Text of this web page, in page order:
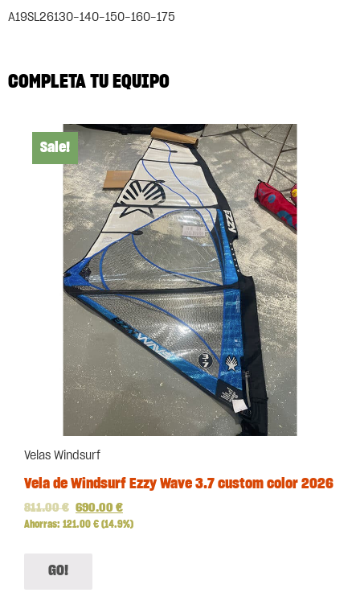
A19SL26130-140-150-160-175
COMPLETA TU EQUIPO
Sale!
Velas Windsurf
Vela de Windsurf Ezzy Wave 3.7 custom color 2026
811.00€ 690.00 €
Ahorras: 121.00 € (14.9%)
GO!